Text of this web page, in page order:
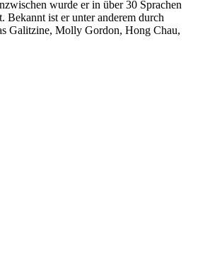
wurde er in über 30 Sprachen
ist er unter anderem durch
Galitzine, Molly Gordon, Hong Chau,